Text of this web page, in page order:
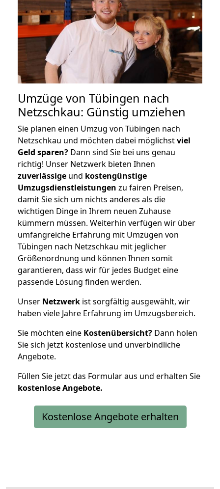
Umzüge von Tübingen nach
Netzschkau: Günstig umziehen
Sie planen einen Umzug von Tübingen nach
Netzschkau und möchten dabei möglichstviel
Geld sparen? Dann sind Sie bei uns genau
richtig! Unser Netzwerk bieten Ihnen
zuverlässige und kostengünstige
Umzugsdienstleistungen zu fairen Preisen,
damit Sie sich um nichts anderes als die
wichtigen Dinge in Ihrem neuen Zuhause
kümmern müssen. Weiterhin verfügen wir über
umfangreiche Erfahrung mit Umzügen von
Tübingen nach Netzschkau mit jeglicher
Größenordnung und können Ihnen somit
garantieren, dass wir für jedes Budget eine
passende Lösung finden werden.
Unser Netzwerk ist sorgfältig ausgewählt, wir
haben viele Jahre Erfahrung im Umzugsbereich.
Sie möchten eine Kostenübersicht? Dann holen
Sie sich jetzt kostenlose und unverbindliche
Angebote.
Füllen Sie jetzt das Formular aus und erhalten Sie
kostenloseAngebote.
Kostenlose Angebote erhalten